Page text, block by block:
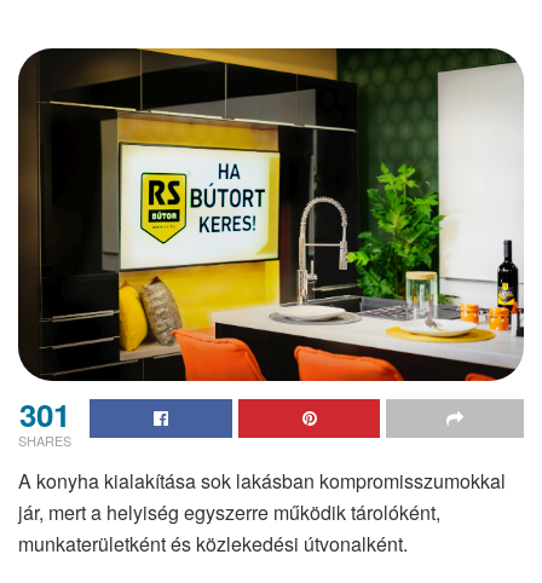
301
SHARES
A konyha kialakítása sok lakásban kompromisszumokkal
jár, mert a helyiség egyszerre működik tárolóként,
munkaterületként és közlekedési útvonalként.